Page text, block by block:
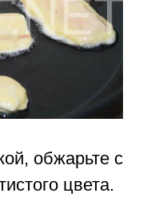
обжарьте с
цвета.